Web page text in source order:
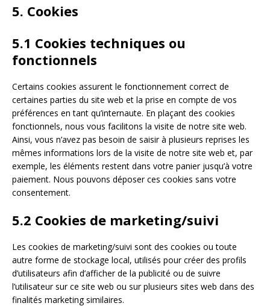
5. Cookies
5.1 Cookies techniques ou
fonctionnels
Certains cookies assurent le fonctionnement correct de
certaines parties du site web et la prise en compte de vos
préférences en tant qu’internaute. En plaçant des cookies
fonctionnels, nous vous facilitons la visite de notre site web.
Ainsi, vous n’avez pas besoin de saisir à plusieurs reprises les
mêmes informations lors de la visite de notre site web et, par
exemple, les éléments restent dans votre panier jusqu’à votre
paiement. Nous pouvons déposer ces cookies sans votre
consentement.
5.2 Cookies de marketing/suivi
Les cookies de marketing/suivi sont des cookies ou toute
autre forme de stockage local, utilisés pour créer des profils
d’utilisateurs afin d’afficher de la publicité ou de suivre
l’utilisateur sur ce site web ou sur plusieurs sites web dans des
finalités marketing similaires.